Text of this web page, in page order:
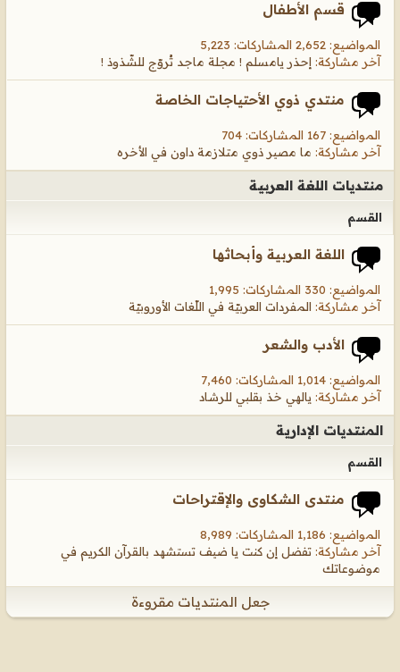
قسم الأطفال
المواضيع: 2,652 المشاركات: 5,223
آخر مشاركة: إحذر يامسلم ! مجلة ماجد تُروّج للشّذوذ !
منتدي ذوي الأحتياجات الخاصة
المواضيع: 167 المشاركات: 704
آخر مشاركة: ما مصير ذوي متلازمة داون في الأخره
منتديات اللغة العربية
القسم
اللغة العربية وأبحاثها
المواضيع: 330 المشاركات: 1,995
آخر مشاركة: المفردات العربيّة في اللّغات الأوروبيّة
الأدب والشعر
المواضيع: 1,014 المشاركات: 7,460
آخر مشاركة: يالهي خذ بقلبي للرشاد
المنتديات الإدارية
القسم
منتدى الشكاوى والإقتراحات
المواضيع: 1,186 المشاركات: 8,989
آخر مشاركة: تفضل إن كنت يا ضيف تستشهد بالقرآن الكريم في
موضوعاتك
جعل المنتديات مقروءة